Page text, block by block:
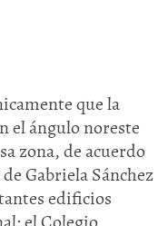
que la
el ángulo noreste
zona, de acuerdo
Gabriela Sánchez
edificios